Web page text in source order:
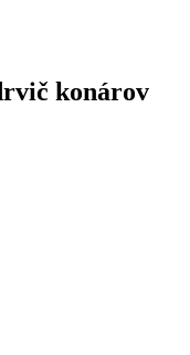
konárov